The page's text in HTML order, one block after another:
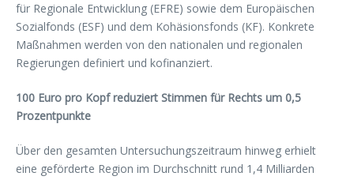
für Regionale Entwicklung (EFRE) sowie dem Europäischen
Sozialfonds (ESF) und dem Kohäsionsfonds (KF). Konkrete
Maßnahmen werden von den nationalen und regionalen
Regierungen definiert und kofinanziert.
100 Euro pro Kopf reduziert Stimmen für Rechts um 0,5
Prozentpunkte
Über den gesamten Untersuchungszeitraum hinweg erhielt
eine geförderte Region im Durchschnitt rund 1,4 Milliarden